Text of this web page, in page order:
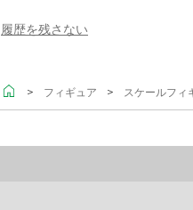
履歴を残さない
＞ フィギュア ＞ スケールフィ